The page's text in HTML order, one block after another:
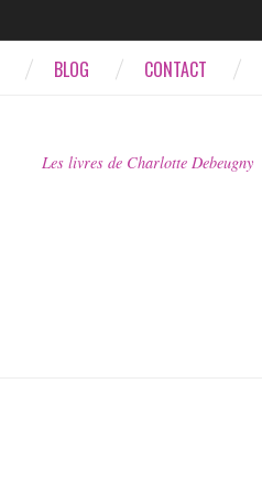
BLOG CONTACT
Les livres de Charlotte Debeugny